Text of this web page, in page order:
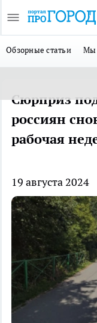
Обзорные статьи Мы
Сюрприз
россиян
рабочая
19 августа 2024